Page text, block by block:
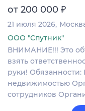
от 200 000 ₽
21 июля 2026
ООО "Спутник"
ВНИМАНИЕ!!! Это
взять
руки!
недвижимостью
сотрудников